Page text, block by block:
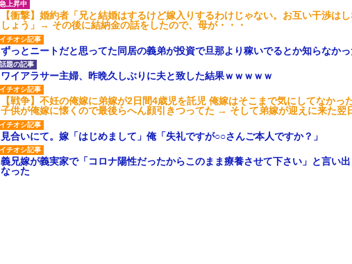
【衝撃】婚約者「兄と結婚はするけど嫁入りするわけじゃない。お互い干渉は
しょう」→ その後に結納金の話をしたので、母が・・・
ずっとニートだと思ってた同居の義弟が投資で旦那より稼いでるとか知らなか
ワイアラサー主婦、昨晩久しぶりに夫と致した結果ｗｗｗｗｗ
【戦争】不妊の俺嫁に弟嫁が2日間4歳児を託児 俺嫁はそこまで気にしてなかっ
子供が俺嫁に懐くので最後らへん顔引きつってた → そして弟嫁が迎えに来た翌
見合いにて。嫁「はじめまして」俺「失礼ですが○○さんご本人ですか？」
義兄嫁が義実家で「コロナ陽性だったからこのまま療養させて下さい」と言い
なった